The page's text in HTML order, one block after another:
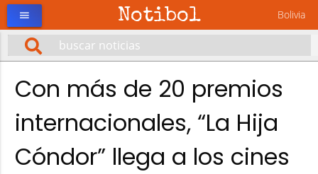
Notibol Bolivia
menu
Con más de 20 premios
internacionales, “La Hija
Cóndor” llega a los cines